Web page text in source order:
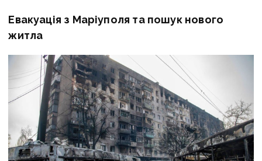
Евакуація з Маріуполя та пошук нового
житла